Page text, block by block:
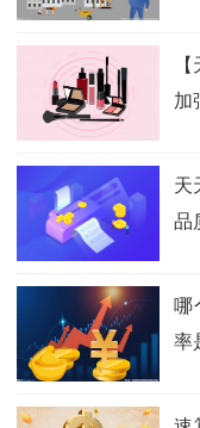
加
天
品
哪
率